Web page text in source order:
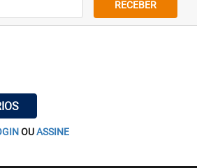
RECEBER
OUASSINE